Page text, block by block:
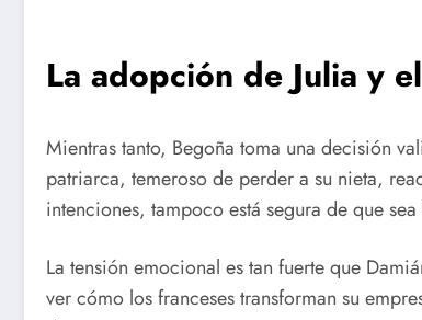
La adopción de Julia y
Mientras tanto, Begoña toma una decisión
patriarca, temeroso de perder a su nieta,
intenciones, tampoco está segura de que
La tensión emocional es tan fuerte que
ver cómo los franceses transforman su